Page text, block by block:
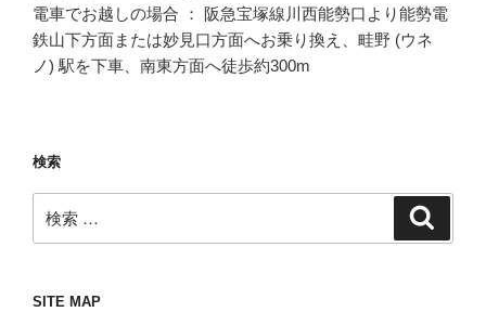
電車でお越しの場合 ： 阪急宝塚線川西能勢口より能勢電
鉄山下方面または妙見口方面へお乗り換え、畦野 (ウネ
ノ) 駅を下車、南東方面へ徒歩約300m
検索
索:
SITE MAP